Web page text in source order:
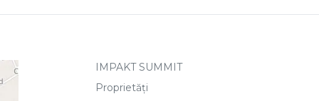
IMPAKT SUMMIT
Proprietăți